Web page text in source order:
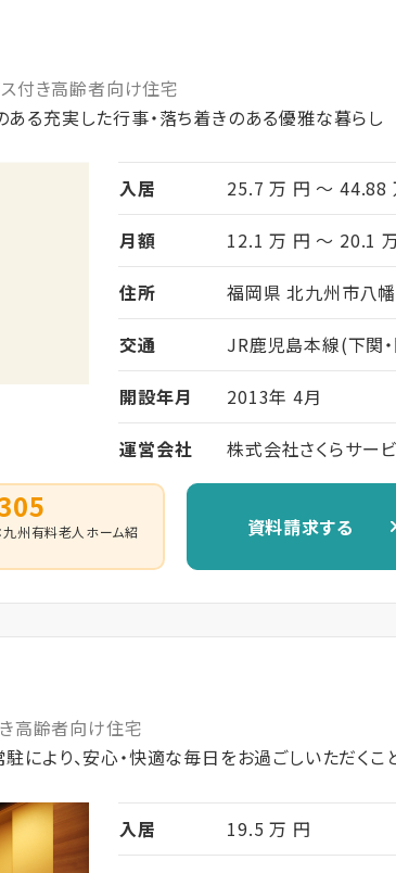
付き高齢者向け住宅
ある充実した行事・落ち着きのある優雅な暮らし
入居
25.7 万 円 ～ 44.88
月額
12.1 万 円 ～ 20.1
住所
福岡県 北九州市八
交通
JR鹿児島本線(下関
開設年月
2013年 4月
運営会社
株式会社さくらサー
九州有料老人ホーム紹
資料請求する
高齢者向け住宅
より、安心・快適な毎日をお過ごしいただくこ
入居
19.5 万 円